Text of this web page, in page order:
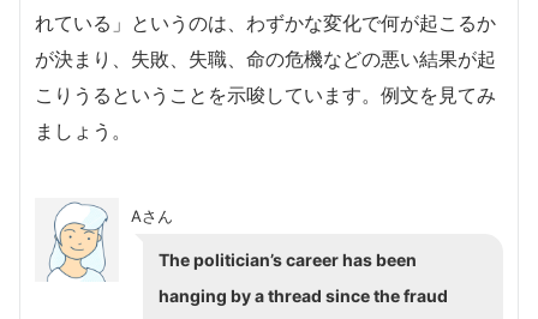
れている」というのは、わずかな変化で何が起こるか
が決まり、失敗、失職、命の危機などの悪い結果が起
こりうるということを示唆しています。例文を見てみ
ましょう。
Aさん
The politician’s career has been
hanging by a thread since the fraud